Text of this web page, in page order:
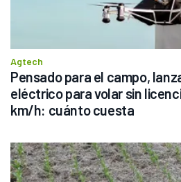
Agtech
Pensado para el campo,
eléctrico para volar sin
km/h: cuánto cuesta